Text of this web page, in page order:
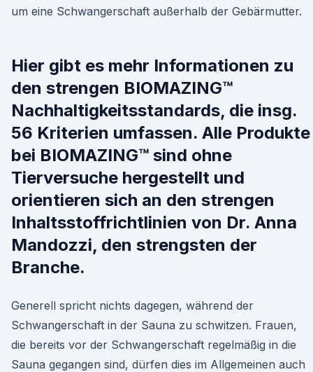
um eine Schwangerschaft außerhalb der Gebärmutter.
Hier gibt es mehr Informationen zu
den strengen BIOMAZING™
Nachhaltigkeitsstandards, die insg.
56 Kriterien umfassen. Alle Produkte
bei BIOMAZING™ sind ohne
Tierversuche hergestellt und
orientieren sich an den strengen
Inhaltsstoffrichtlinien von Dr. Anna
Mandozzi, den strengsten der
Branche.
Generell spricht nichts dagegen, während der
Schwangerschaft in der Sauna zu schwitzen. Frauen,
die bereits vor der Schwangerschaft regelmäßig in die
Sauna gegangen sind, dürfen dies im Allgemeinen auch